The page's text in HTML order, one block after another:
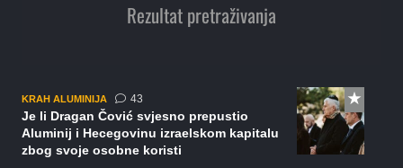
Rezultat pretraživanja
KRAH ALUMINIJA 43komentara
Je li Dragan Čović svjesno prepustio
Aluminij i Hecegovinu izraelskom kapitalu
zbog svoje osobne koristi